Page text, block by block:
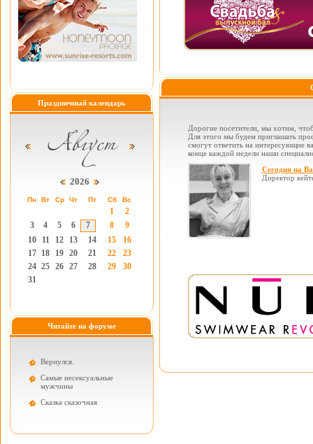
Праздничный календарь
2026
Пн Вт Ср Чт Пт Сб Вс
1
2
3
4 5 6 7 8
9
10
11 12 13 14 15
16
17
18 19 20 21 22
23
24 25 26 27 28 29
30
31
Читайте на форуме
Вернулся.
Самые несексуальные
мужчины
Cказка сказочная
Дорогие посетители, мы хотим,
Для этого мы будем приглашать
смогут ответить на интересующие
конце каждой недели наши
Сегодня на
Директор